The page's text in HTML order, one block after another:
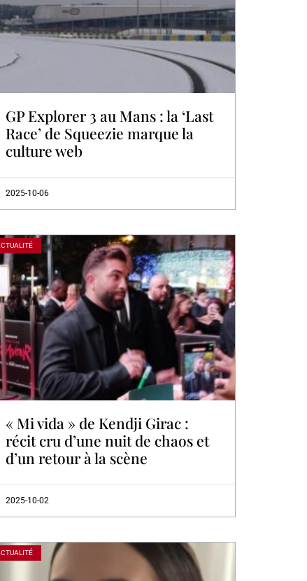
GP Explorer 3 au Mans : la ‘Last
Race’ de Squeezie marque la
culture web
2025-10-06
« Mi vida » de Kendji Girac :
récit cru d’une nuit de chaos et
d’un retour à la scène
2025-10-02